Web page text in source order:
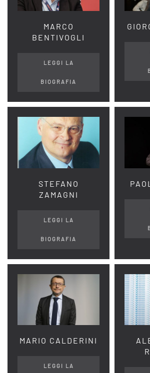
MARCO
BENTIVOGLI
LEGGI LA
BIOGRAFIA
STEFANO
ZAMAGNI
LEGGI LA
BIOGRAFIA
MARIO CALDERINI
LEGGI LA